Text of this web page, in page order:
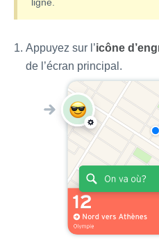
Appuyez sur l’icône
de l’écran principal.